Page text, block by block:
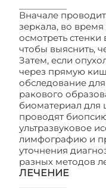
Вначале
зеркала, во
осмотреть
чтобы выяснить,
Затем, если
через прямую
обследование
ракового
биоматериал для
проводят
ультразвуковое
лимфографию и
уточнения
разных методов
ЛЕЧЕНИЕ